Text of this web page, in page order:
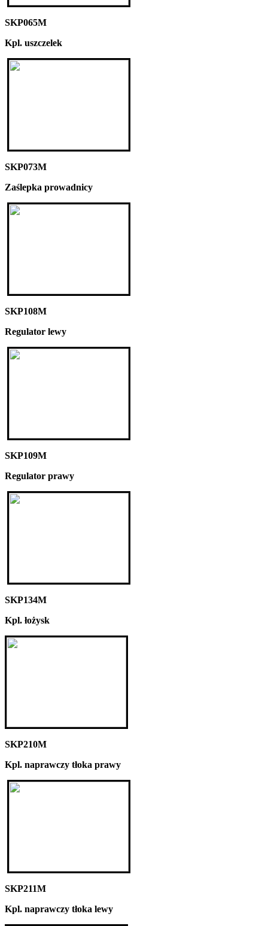
SKP065M
Kpl. uszczelek
SKP073M
Zaślepka prowadnicy
SKP108M
Regulator lewy
SKP109M
Regulator prawy
SKP134M
Kpl. łożysk
SKP210M
Kpl. naprawczy tłoka prawy
SKP211M
Kpl. naprawczy tłoka lewy